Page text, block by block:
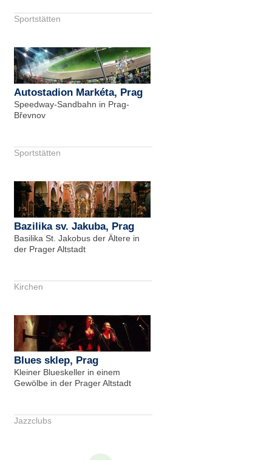
Sportstätten
Autostadion Markéta, Prag
Speedway-Sandbahn in Prag-
Břevnov
Sportstätten
Bazilika sv. Jakuba, Prag
Basilika St. Jakobus der Ältere in
der Prager Altstadt
Kirchen
Blues sklep, Prag
Kleiner Blueskeller in einem
Gewölbe in der Prager Altstadt
Jazzclubs